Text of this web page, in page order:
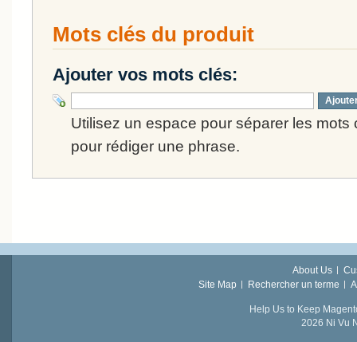
Mots clés du produit
Ajouter vos mots clés:
Utilisez un espace pour séparer les mots
pour rédiger une phrase.
About Us
Site Map
Rechercher un terme
Help Us to Keep
2026 Ni Vu